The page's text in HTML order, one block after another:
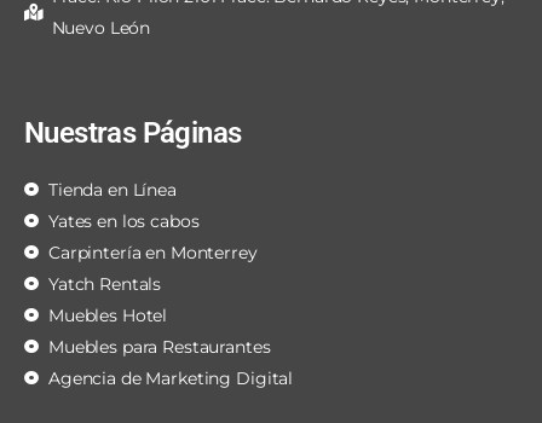
Nuevo León
Nuestras Páginas
Tienda en Línea
Yates en los cabos
Carpintería en Monterrey
Yatch Rentals
Muebles Hotel
Muebles para Restaurantes
Agencia de Marketing Digital